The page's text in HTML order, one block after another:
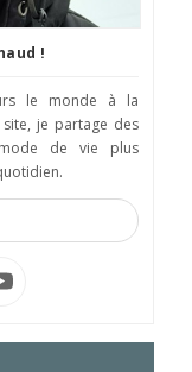
!
le monde à la
je partage des
de vie plus